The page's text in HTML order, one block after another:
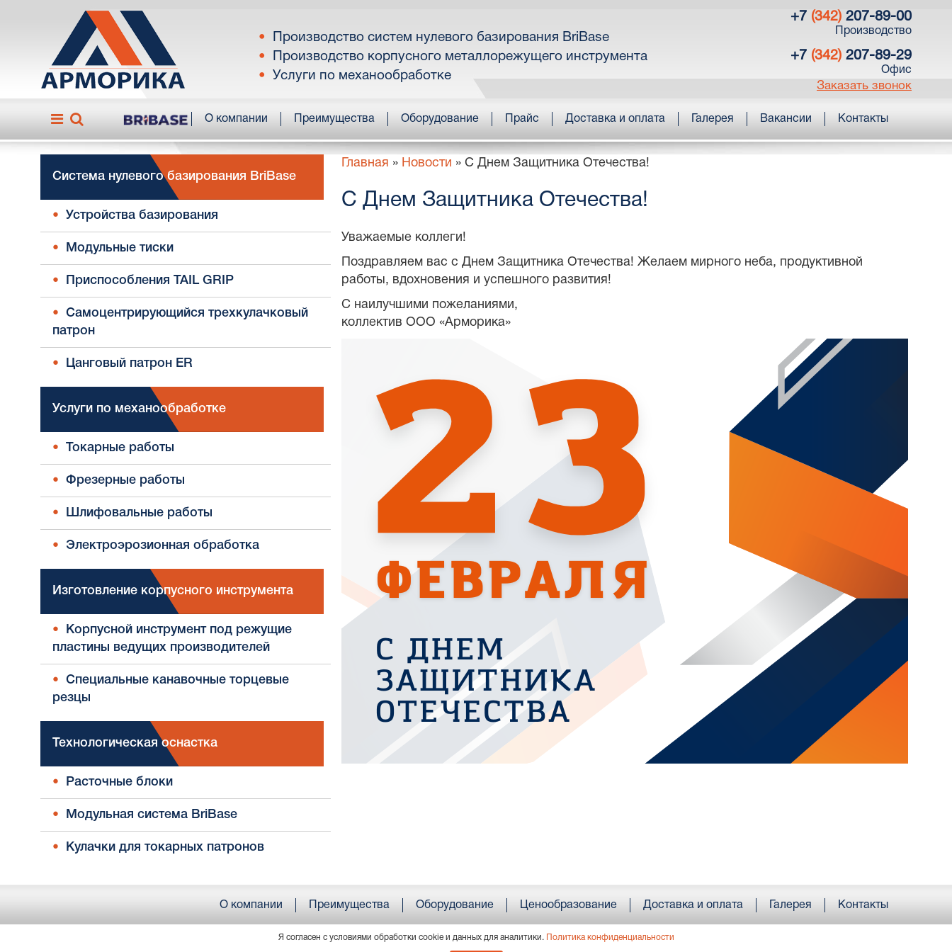
Я согласен с условиями обработки cookie и данных для аналитики. Политика конфиденциальности
Производство систем нулевого базирования BriBase
Производство корпусного металлорежущего инструмента
Услуги по механообработке
+7 (342) 207-89-00
Производство
+7 (342) 207-89-29
Офис
Заказать звонок
О компании Преимущества Оборудование Прайс Доставка и оплата Галерея Вакансии Контакты
Система нулевого базирования BriBase
Устройства базирования
Модульные тиски
Приспособления TAIL GRIP
Самоцентрирующийся трехкулачковый
патрон
Цанговый патрон ER
Услуги по механообработке
Токарные работы
Фрезерные работы
Шлифовальные работы
Электроэрозионная обработка
Изготовление корпусного инструмента
Корпусной инструмент под режущие
пластины ведущих производителей
Специальные канавочные торцевые
резцы
Технологическая оснастка
Расточные блоки
Модульная система BriBase
Кулачки для токарных патронов
Главная » Новости » С Днем Защитника Отечества!
С Днем Защитника Отечества!
Уважаемые коллеги!
Поздравляем вас с Днем Защитника Отечества! Желаем мирного неба, продуктивной
работы, вдохновения и успешного развития!
С наилучшими пожеланиями,
коллектив ООО «Арморика»
О компании Преимущества Оборудование Ценообразование Доставка и оплата Галерея Контакты
© ООО «АРМОРИКА» . Все права защищены. Россия, 614064, г. Пермь, ул. Усольская, 15, пом. 36; тел.: +7 (342) 207 89 00